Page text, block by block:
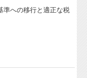
準への移行と適正な税